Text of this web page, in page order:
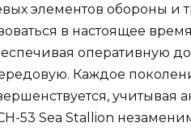
элементов обороны и
в настоящее
оперативную
Каждое
учитывая
53 Sea Stallion